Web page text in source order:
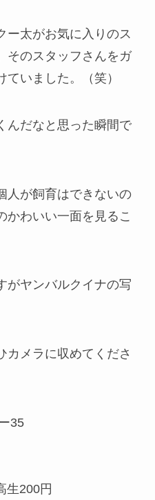
ー太がお気に入りのス
そのスタッフさんをガ
いました。（笑）
んだなと思った瞬間で
人が飼育はできないの
かわいい一面を見るこ
がヤンバルクイナの写
カメラに収めてくださ
35
生200円